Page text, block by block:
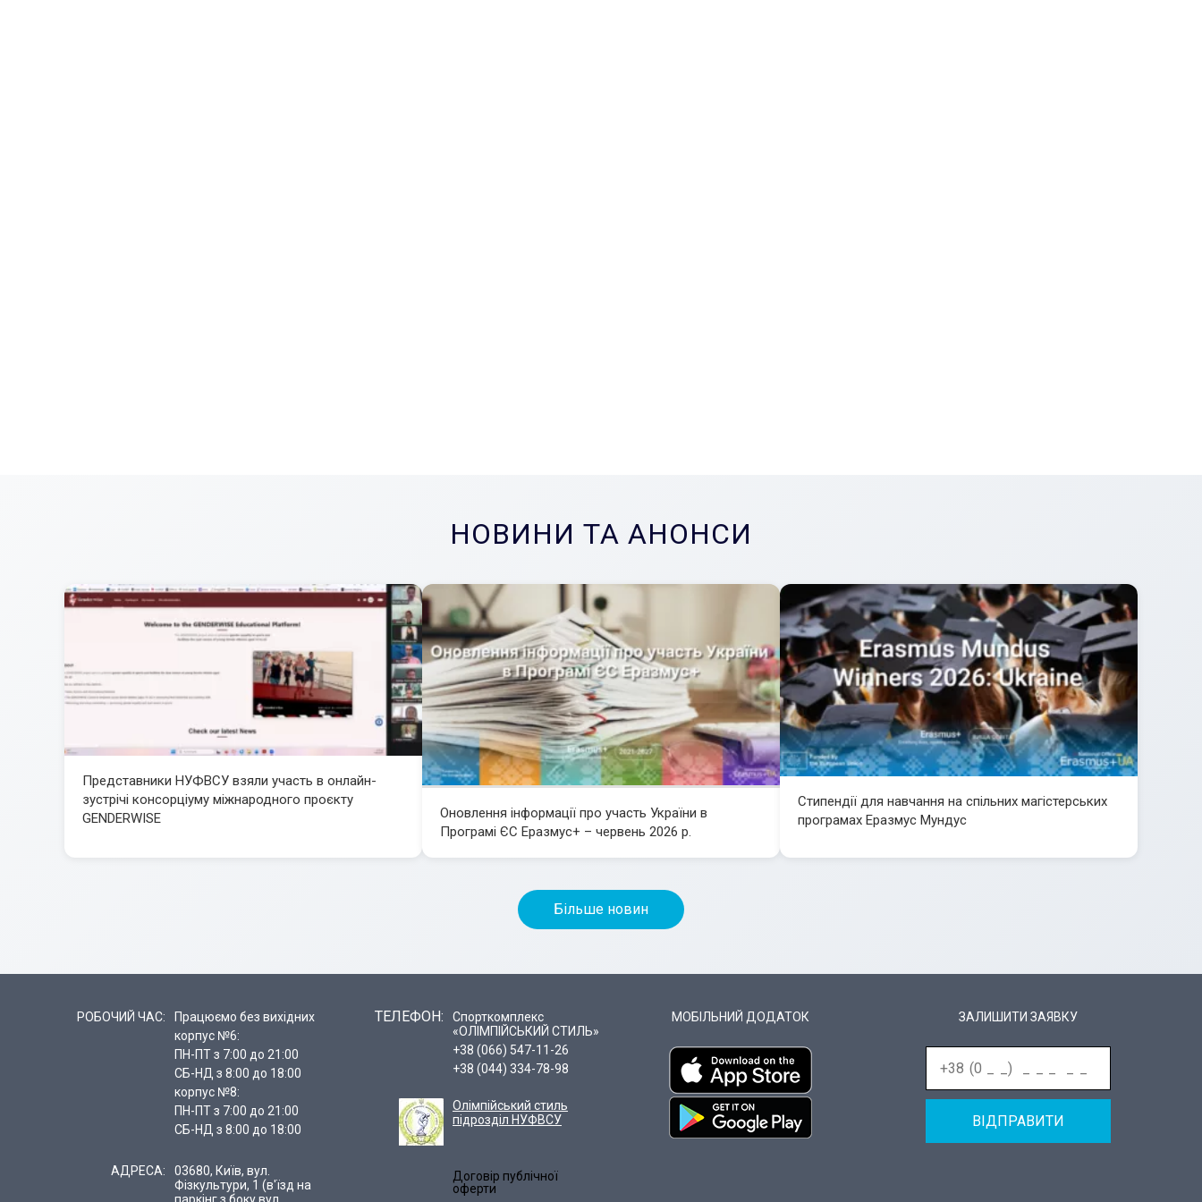
НОВИНИ ТА АНОНСИ
Представники НУФВСУ взяли участь в онлайн-
зустрічі консорціуму міжнародного проєкту
GENDERWISE
Оновлення інформації про участь України в
Програмі ЄС Еразмус+ – червень 2026 р.
Стипендії для навчання на спільних магістерських
програмах Еразмус Мундус
Більше новин
РОБОЧИЙ ЧАС:
Працюємо без вихідних
корпус №6:
ПН-ПТ з 7:00 до 21:00
СБ-НД з 8:00 до 18:00
корпус №8:
ПН-ПТ з 7:00 до 21:00
СБ-НД з 8:00 до 18:00
АДРЕСА:
03680, Київ, вул.
Фізкультури, 1 (в'їзд на
ТЕЛЕФОН:
Спорткомплекс
«ОЛІМПІЙСЬКИЙ СТИЛЬ»
+38 (066) 547-11-26
+38 (044) 334-78-98
Олімпійський стиль
підрозділ НУФВСУ
Договір публічної
оферти
МОБІЛЬНИЙ ДОДАТОК ЗАЛИШИТИ ЗАЯВКУ
ВІДПРАВИТИ